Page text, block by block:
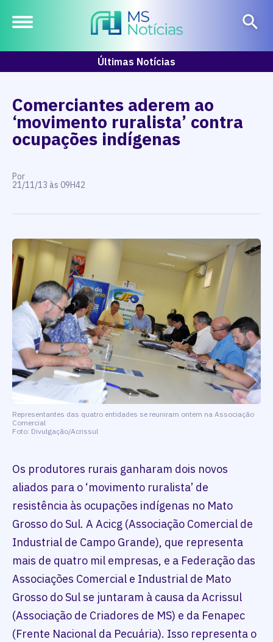
Últimas Notícias
Comerciantes aderem ao
‘movimento ruralista’ contra
ocupações indígenas
Por
21/11/13 às 09H42
Representantes das quatro entidades se reuniram ontem na Associação
Comercial
Foto: Divulgação/Acrissul
Os produtores rurais ganharam dois novos
aliados para o ‘movimento ruralista’ de
resistência às ocupações indígenas no Mato
Grosso do Sul. A Acicg (Associação Comercial de
Industrial de Campo Grande), que representa
mais de quatro mil empresas, e a Federação das
Associações Comercial e Industrial de Mato
Grosso do Sul se juntaram à causa da Acrissul
(Associação de Criadores de MS) e da Fenapec
(Frente Nacional da Pecuária). Isso representa o